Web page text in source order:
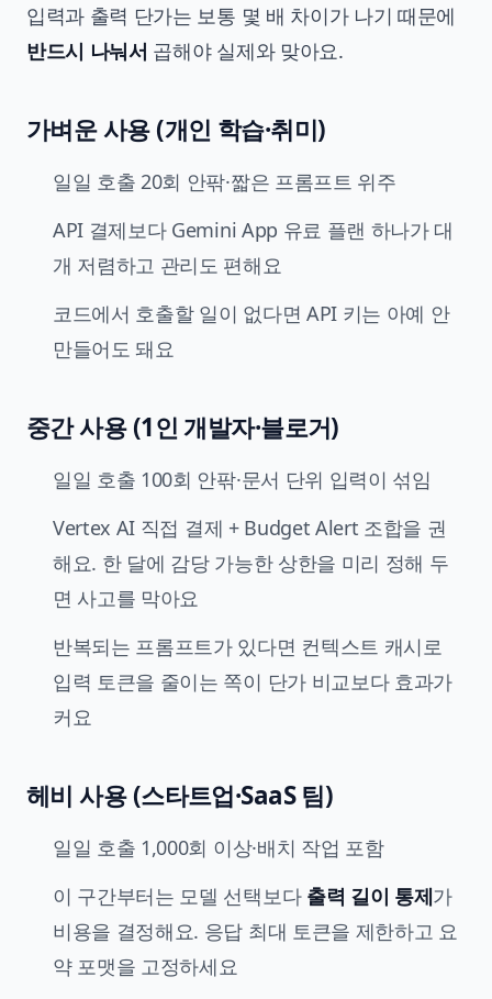
입력과 출력 단가는 보통 몇 배 차이가 나기 때문에
반드시 나눠서 곱해야 실제와 맞아요.
가벼운 사용 (개인 학습·취미)
일일 호출 20회 안팎·짧은 프롬프트 위주
API 결제보다 Gemini App 유료 플랜 하나가 대
개 저렴하고 관리도 편해요
코드에서 호출할 일이 없다면 API 키는 아예 안
만들어도 돼요
중간 사용 (1인 개발자·블로거)
일일 호출 100회 안팎·문서 단위 입력이 섞임
Vertex AI 직접 결제 + Budget Alert 조합을 권
해요. 한 달에 감당 가능한 상한을 미리 정해 두
면 사고를 막아요
반복되는 프롬프트가 있다면 컨텍스트 캐시로
입력 토큰을 줄이는 쪽이 단가 비교보다 효과가
커요
헤비 사용 (스타트업·SaaS 팀)
일일 호출 1,000회 이상·배치 작업 포함
이 구간부터는 모델 선택보다 출력 길이 통제가
비용을 결정해요. 응답 최대 토큰을 제한하고 요
약 포맷을 고정하세요